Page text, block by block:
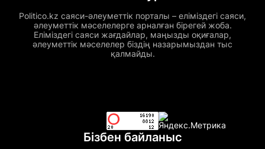
Politico.kz саяси-әлеуметтік порталы – еліміздегі саяси,
әлеуметтік мәселелерге арналған бірегей жоба.
Еліміздегі саяси жағдайлар, маңызды оқиғалар,
әлеуметтік мәселелер біздің назарымыздан тыс
қалмайды.
Бізбен байланыс